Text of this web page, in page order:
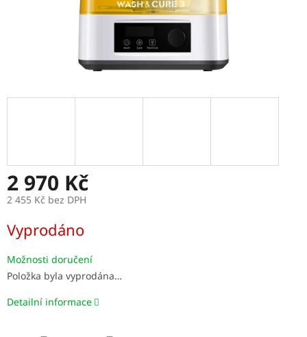
2 970 Kč
2 455 Kč bez DPH
cena:
Vyprodáno
Možnosti doručení
Položka byla vyprodána…
Detailní informace